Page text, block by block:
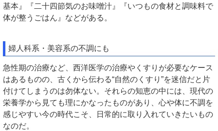
基本』『二十四節気のお味噌汁』『いつもの食材と調味料で
体が整うごはん』などがある。
婦人科系・美容系の不調にも
急性期の治療など、西洋医学の治療やくすりが必要なケース
はあるものの、古くから伝わる“自然のくすり”を迷信だと片
付けてしまうのは勿体ない。それらの知恵の中には、現代の
栄養学から見ても理にかなったものがあり、心や体に不調を
感じやすい今の時代こそ、日常的に取り入れていきたいもの
なのだ。